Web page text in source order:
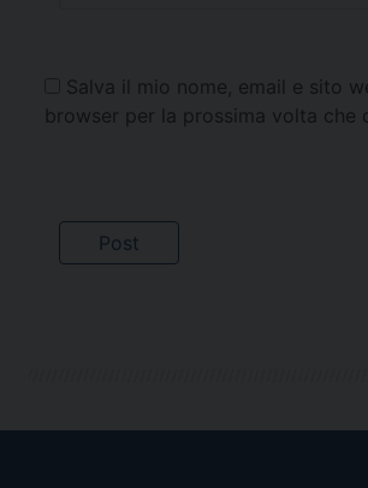
Salva il mio nome, email e sito
browser per la prossima volta che